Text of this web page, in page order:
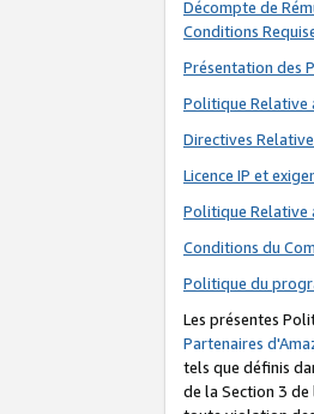
Décompte de
Conditions
Présentation des
Politique Relative
Directives
Licence IP et
Politique Relative
Conditions du
Politique du
Les présentes
Partenaires
tels que définis
de la Section 3